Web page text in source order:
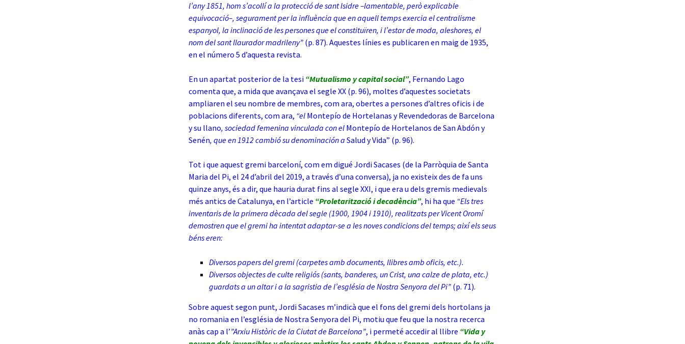
l’any 1851, hom s’acollí a la protecció de sant Isidre –lamentable, però explicable
equivocació–, segurament per la influència que en aquell temps exercia el centralisme
espanyol, la inclinació de les persones que el constituïren, i l’estar de moda, aleshores, el
nom del sant llaurador madrileny” (p. 87). Aquestes línies es publicaren en maig de 1935,
en el número 5 d’aquesta revista.
En un apartat posterior de la tesi “Mutualismo y capital social”, Fernando Lago
comenta que, a mida que avançava el segle XX (p. 96), moltes d’aquestes societats
ampliaren el seu nombre de membres, com ara, obertes a persones d’altres oficis i de
poblacions diferents, com ara, “el Montepío de Hortelanas y Revendedoras de Barcelona
y su llano, sociedad femenina vinculada con el Montepío de Hortelanos de San Abdón y
Senén, que en 1912 cambió su denominación a Salud y Vida” (p. 96).
Tot i que aquest gremi barceloní, com em digué Jordi Sacases (de la Parròquia de Santa
Maria del Pi, el 24 d’abril del 2019, a través d’una conversa), ja no existeix des de fa uns
quinze anys, és a dir, que hauria durat fins al segle XXI, i que era u dels gremis medievals
més antics de Catalunya, en l’article “Proletarització i decadència”, hi ha que “Els tres
inventaris de la primera dècada del segle (1900, 1904 i 1910), realitzats per Vicent Oromí
demostren que el gremi ha intentat adaptar-se a les noves condicions del temps; així els seus
béns eren:
Diversos papers del gremi (carpetes amb documents, llibres amb oficis, etc.).
Diversos objectes de culte religiós (sants, banderes, un Crist, una calze de plata, etc.)
guardats a un altar i a la sagristia de l’església de Nostra Senyora del Pi” (p. 71).
Sobre aquest segon punt, Jordi Sacases m’indicà que el fons del gremi dels hortolans ja
no romania en l’església de Nostra Senyora del Pi, motiu que feu que la nostra recerca
anàs cap a l’”ArxiuHistòric de la Ciutat de Barcelona”, i permeté accedir al llibre “Vida y